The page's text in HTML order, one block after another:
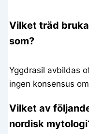
Vilket träd
som?
Yggdrasil avbildas
ingen konsensus
Vilket av
nordisk